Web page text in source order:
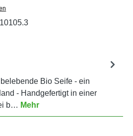
Bio Seife - ein
- Handgefertigt in einer
b… Mehr